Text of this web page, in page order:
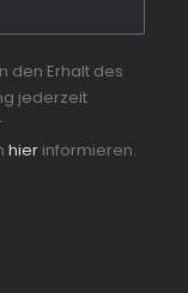
den Erhalt des
jederzeit
hier informieren.